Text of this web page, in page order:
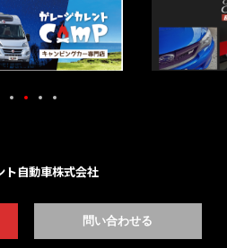
問い合わせる
ト自動車株式会社
ト」の運営は、東証上場（証券コー